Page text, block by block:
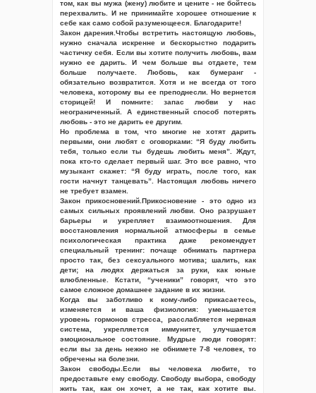
том, как вы мужа (жену) любите и цените - не бойтесь
перехвалить. И не принимайте хорошее отношение к
себе как само собой разумеющееся. Благодарите!
Закон дарения.Чтобы встретить настоящую любовь,
нужно сначала искренне и бескорыстно подарить
частичку себя. Если вы хотите получить любовь, вам
нужно ее дарить. И чем больше вы отдаете, тем
больше получаете. Любовь, как бумеранг -
обязательно возвратится. Хотя и не всегда от того
человека, которому вы ее преподнесли. Но вернется
сторицей! И помните: запас любви у нас
неограниченный. А единственный способ потерять
любовь - это не дарить ее другим.
Но проблема в том, что многие не хотят дарить
первыми, они любят с оговорками: “Я буду любить
тебя, только если ты будешь любить меня”. Ждут,
пока кто-то сделает первый шаг. Это все равно, что
музыкант скажет: “Я буду играть, после того, как
гости начнут танцевать”. Настоящая любовь ничего
не требует взамен.
Закон прикосновений.Прикосновение - это одно из
самых сильных проявлений любви. Оно разрушает
барьеры и укрепляет взаимоотношения. Для
восстановления нормальной атмосферы в семье
психологическая практика даже рекомендует
специальный тренинг: почаще обнимать партнера
просто так, без сексуального мотива; шалить, как
дети; на людях держаться за руки, как юные
влюбленные. Кстати, “ученики” говорят, что это
самое сложное домашнее задание в их жизни.
Когда вы заботливо к кому-либо прикасаетесь,
изменяется и ваша физиология: уменьшается
уровень гормонов стресса, расслабляется нервная
система, укрепляется иммунитет, улучшается
эмоциональное состояние. Мудрые люди говорят:
если вы за день нежно не обнимете 7-8 человек, то
обречены на болезни.
Закон свободы.Если вы человека любите, то
предоставьте ему свободу. Свободу выбора, свободу
жить так, как он хочет, а не так, как хотите вы.